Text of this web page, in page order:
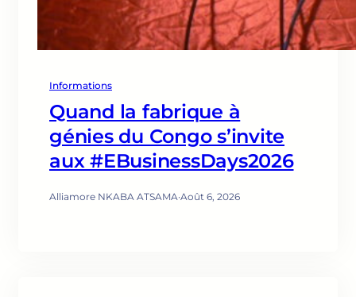
Informations
Quand la fabrique à
génies du Congo s’invite
aux #EBusinessDays2026
Alliamore NKABA ATSAMA·Août 6, 2026